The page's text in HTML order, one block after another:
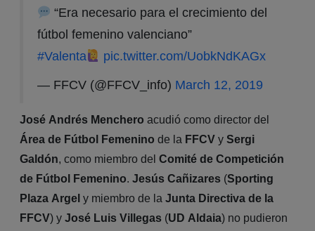
“Era necesario para el crecimiento del
fútbol femenino valenciano”
#Valenta
pic.twitter.com/UobkNdKAGx
— FFCV (@FFCV_info) March 12, 2019
José Andrés Menchero acudió como director del
Área de Fútbol Femenino de la FFCVy Sergi
Galdón, como miembro del Comité de Competición
de Fútbol Femenino. Jesús Cañizares (Sporting
Plaza Argel y miembro de la Junta Directiva de la
FFCV) y José Luis Villegas(UD Aldaia) no pudieron